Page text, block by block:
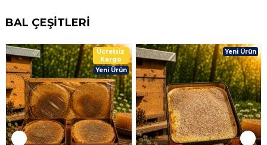
BAL ÇEŞİTLERİ
Ücretsiz
Kargo
Yeni Ürün
Yeni Ürün